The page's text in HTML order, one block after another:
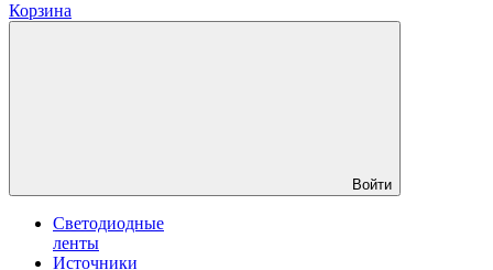
Корзина
Войти
Светодиодные
ленты
Источники